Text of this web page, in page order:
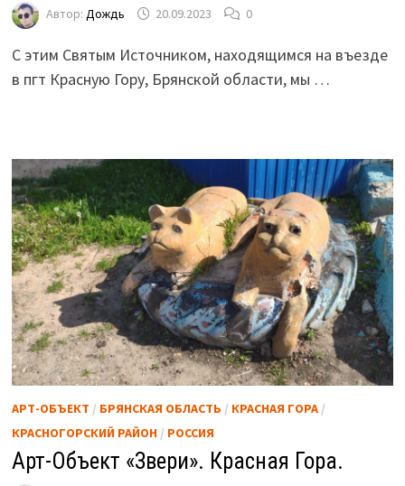
Автор: Дождь 20.09.2023 0
С этим Святым Источником, находящимся на въезде
в пгт Красную Гору, Брянской области, мы …
АРТ-ОБЪЕКТ / БРЯНСКАЯ ОБЛАСТЬ / КРАСНАЯ ГОРА/
КРАСНОГОРСКИЙ РАЙОН/ РОССИЯ
Арт-Объект «Звери». Красная Гора.